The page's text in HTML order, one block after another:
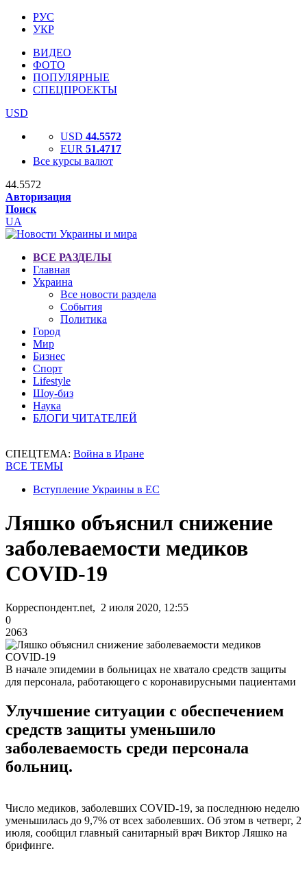
РУС
УКР
ВИДЕО
ФОТО
ПОПУЛЯРНЫЕ
СПЕЦПРОЕКТЫ
USD
USD 44.5572
EUR 51.4717
Все курсы валют
44.5572
Авторизация
Поиск
UA
ВСЕ РАЗДЕЛЫ
Главная
Украина
Все новости раздела
События
Политика
Город
Мир
Бизнес
Спорт
Lifestyle
Шоу-биз
Наука
БЛОГИ ЧИТАТЕЛЕЙ
СПЕЦТЕМА: Война в Иране
ВСЕ ТЕМЫ
Вступление Украины в ЕС
Ляшко объяснил снижение
заболеваемости медиков
COVID-19
Корреспондент.net, 2 июля 2020, 12:55
0
2063
В начале эпидемии в больницах не хватало средств защиты
для персонала, работающего с коронавирусными пациентами
Улучшение ситуации с обеспечением
средств защиты уменьшило
заболеваемость среди персонала
больниц.
Число медиков, заболевших COVID-19, за последнюю неделю
уменьшилась до 9,7% от всех заболевших. Об этом в четверг, 2
июля, сообщил главный санитарный врач Виктор Ляшко на
брифинге.